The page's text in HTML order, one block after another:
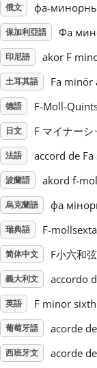
Português
Русский
Svenska
Tiếng Việt
Українська
简体中文
繁體中文
俄文 фа-
保加利亞語 Фа
印尼語 akor F
土耳其語 Fa minör
德語 F-Moll-
日文 F マイナー
法語 accord de
波蘭語 akord f-
烏克蘭語 фа
瑞典語 F-
简体中文 F小六和弦
義大利文 accordo
英語 F minor
葡萄牙語 acorde
西班牙文 acorde